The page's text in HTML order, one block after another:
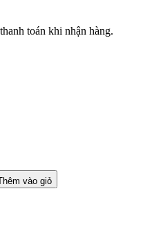
toán khi nhận hàng.
vào giỏ